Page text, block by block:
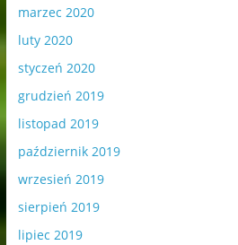
marzec 2020
luty 2020
styczeń 2020
grudzień 2019
listopad 2019
październik 2019
wrzesień 2019
sierpień 2019
lipiec 2019